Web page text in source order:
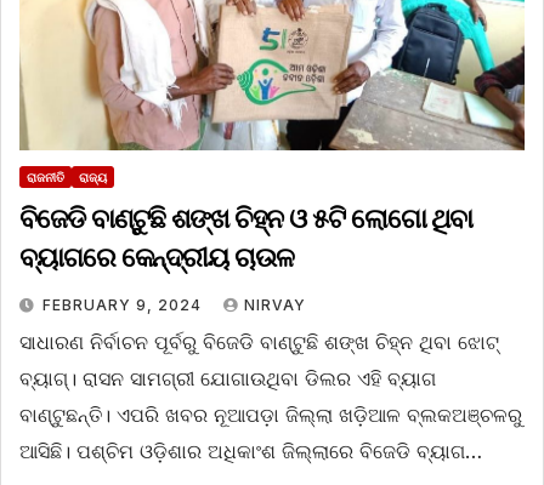
ରାଜନୀତି ରାଜ୍ୟ
ବିଜେଡି ବାଣ୍ଟୁଛି ଶଙ୍ଖ ଚିହ୍ନ ଓ ୫ଟି ଲୋଗୋ ଥିବା
ବ୍ୟାଗରେ କେନ୍ଦ୍ରୀୟ ଚାଉଳ
FEBRUARY 9, 2024 NIRVAY
ସାଧାରଣ ନିର୍ବାଚନ ପୂର୍ବରୁ ବିଜେଡି ବାଣ୍ଟୁଛି ଶଙ୍ଖ ଚିହ୍ନ ଥିବା ଝୋଟ୍‌
ବ୍ୟାଗ୍‌। ରାସନ ସାମଗ୍ରୀ ଯୋଗାଉଥିବା ଡିଲର ଏହି ବ୍ୟାଗ
ବାଣ୍ଟୁଛନ୍ତି। ଏପରି ଖବର ନୂଆପଡ଼ା ଜିଲ୍ଲା ଖଡ଼ିଆଳ ବ୍ଲକଅଞ୍ଚଳରୁ
ଆସିଛି। ପଶ୍ଚିମ ଓଡ଼ିଶାର ଅଧିକାଂଶ ଜିଲ୍ଲାରେ ବିଜେଡି ବ୍ୟାଗ…